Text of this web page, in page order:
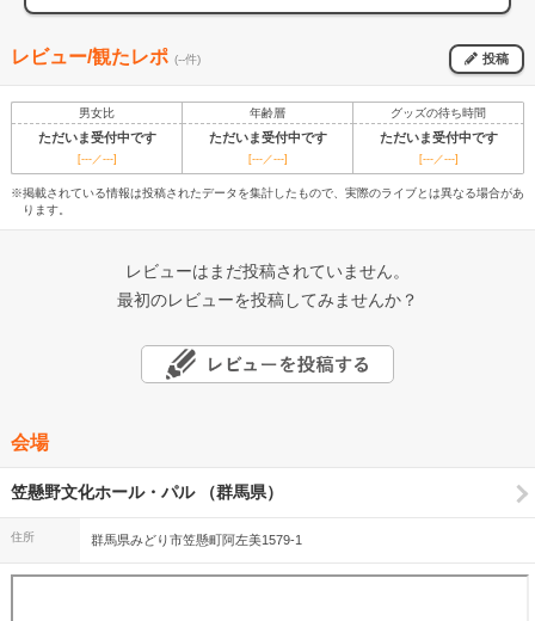
レビュー/観たレポ (--件) 投稿
男女比 年齢層 グッズの待ち時間
ただいま受付中です ただいま受付中です ただいま受付中です
[---／---] [---／---] [---／---]
※掲載されている情報は投稿されたデータを集計したもので、実際のライブとは異なる場合があ
ります。
レビューはまだ投稿されていません。
最初のレビューを投稿してみませんか？
会場
笠懸野文化ホール・パル （群馬県）
住所 群馬県みどり市笠懸町阿左美1579-1